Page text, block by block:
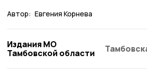
Автор: Евгения Корнева
Издания МО
Тамбовской области